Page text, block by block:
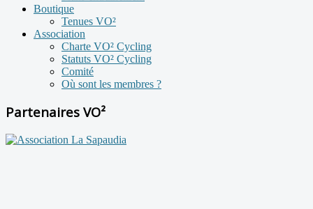
Boutique
Tenues VO²
Association
Charte VO² Cycling
Statuts VO² Cycling
Comité
Où sont les membres ?
Partenaires VO²